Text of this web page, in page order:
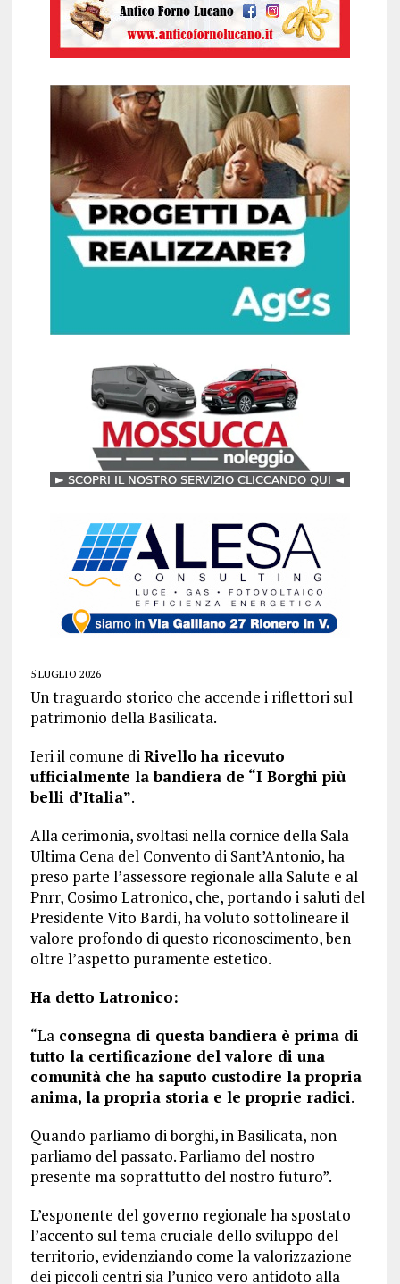
5 LUGLIO 2026
Un traguardo storico che accende i riflettori sul
patrimonio della Basilicata.
Ieri il comune diRivelloha ricevuto
ufficialmente la bandiera de “I Borghi più
belli d’Italia”.
Alla cerimonia, svoltasi nella cornice della Sala
Ultima Cena del Convento di Sant’Antonio, ha
preso parte l’assessore regionale alla Salute e al
Pnrr, Cosimo Latronico, che, portando i saluti del
Presidente Vito Bardi, ha voluto sottolineare il
valore profondo di questo riconoscimento, ben
oltre l’aspetto puramente estetico.
Ha detto Latronico:
“Laconsegna di questa bandiera è prima di
tutto la certificazione del valore di una
comunità che ha saputo custodire la propria
anima, la propria storia e le proprie radici.
Quando parliamo di borghi, in Basilicata, non
parliamo del passato. Parliamo del nostro
presente ma soprattutto del nostro futuro”.
L’esponente del governo regionale ha spostato
l’accento sul tema cruciale dello sviluppo del
territorio, evidenziando come la valorizzazione
dei piccoli centri sia l’unico vero antidoto alla